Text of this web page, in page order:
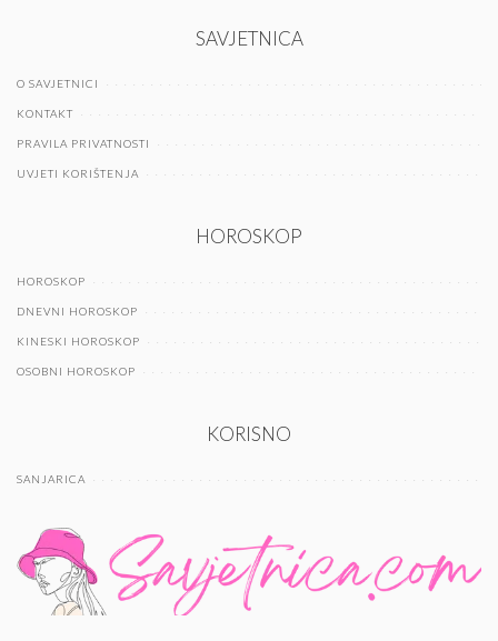
SAVJETNICA
O SAVJETNICI
KONTAKT
PRAVILA PRIVATNOSTI
UVJETI KORIŠTENJA
HOROSKOP
HOROSKOP
DNEVNI HOROSKOP
KINESKI HOROSKOP
OSOBNI HOROSKOP
KORISNO
SANJARICA